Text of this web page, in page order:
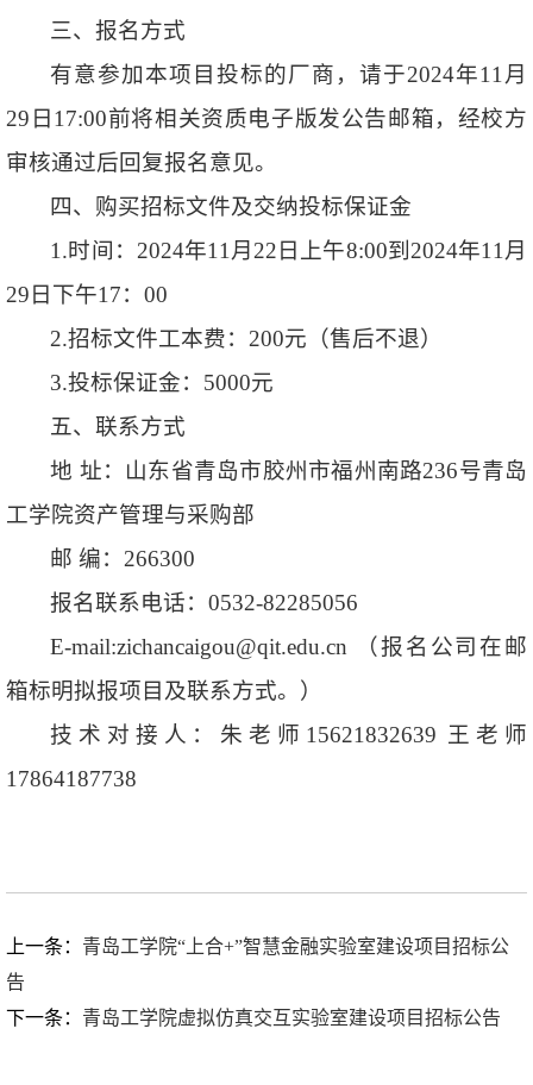
三、报名方式
有意参加本项目投标的厂商，请于2024年11月
29日17:00前将相关资质电子版发公告邮箱，经校方
审核通过后回复报名意见。
四、购买招标文件及交纳投标保证金
1.时间：2024年11月22日上午8:00到2024年11月
29日下午17：00
2.招标文件工本费：200元（售后不退）
3.投标保证金：5000元
五、联系方式
地 址：山东省青岛市胶州市福州南路236号青岛
工学院资产管理与采购部
邮 编：266300
报名联系电话：0532-82285056
E-mail:zichancaigou@qit.edu.cn （报名公司在邮
箱标明拟报项目及联系方式。）
技术对接人：朱老师15621832639 王老师
17864187738
上一条： 青岛工学院“上合+”智慧金融实验室建设项目招标公
告
下一条： 青岛工学院虚拟仿真交互实验室建设项目招标公告